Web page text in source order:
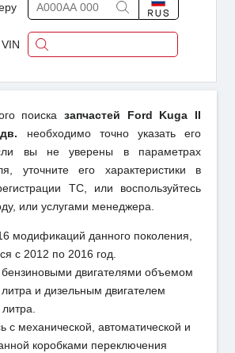
поиска запчастей Ford Kuga II
необходимо точно указать его
вы не уверены в параметрах
уточните его характеристики в
ТС, или воспользуйтесь
или услугами менеджера.
модификаций данного поколения,
с 2012 по 2016 год.
двигателями объемом
и дизельным двигателем
с механической, автоматической и
коробками переключения